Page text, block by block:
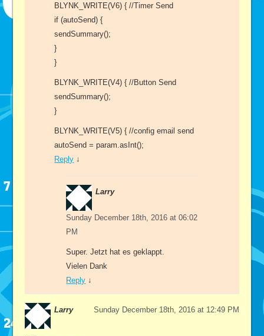
BLYNK_WRITE(V6) { //Timer Send
if (autoSend) {
sendSummary();
}
}
BLYNK_WRITE(V4) { //Button Send
sendSummary();
}
BLYNK_WRITE(V5) { //config email send
autoSend = param.asInt();
Reply ↓
Larry
Sunday December 18th, 2016 at 06:02
PM
Super. Jetzt hat es geklappt.
Vielen Dank
Reply ↓
Larry Sunday December 18th, 2016 at 12:49 PM